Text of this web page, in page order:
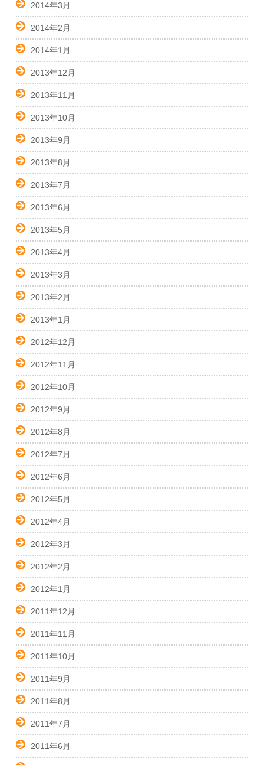
2014年3月
2014年2月
2014年1月
2013年12月
2013年11月
2013年10月
2013年9月
2013年8月
2013年7月
2013年6月
2013年5月
2013年4月
2013年3月
2013年2月
2013年1月
2012年12月
2012年11月
2012年10月
2012年9月
2012年8月
2012年7月
2012年6月
2012年5月
2012年4月
2012年3月
2012年2月
2012年1月
2011年12月
2011年11月
2011年10月
2011年9月
2011年8月
2011年7月
2011年6月